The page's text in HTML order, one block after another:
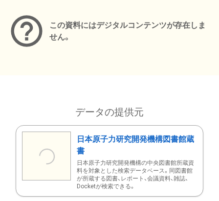
この資料にはデジタルコンテンツが存在しま
せん。
データの提供元
日本原子力研究開発機構図書館蔵
書
日本原子力研究開発機構の中央図書館所蔵資
料を対象とした検索データベース。同図書館
が所蔵する図書、レポート、会議資料、雑誌、
Docketが検索できる。